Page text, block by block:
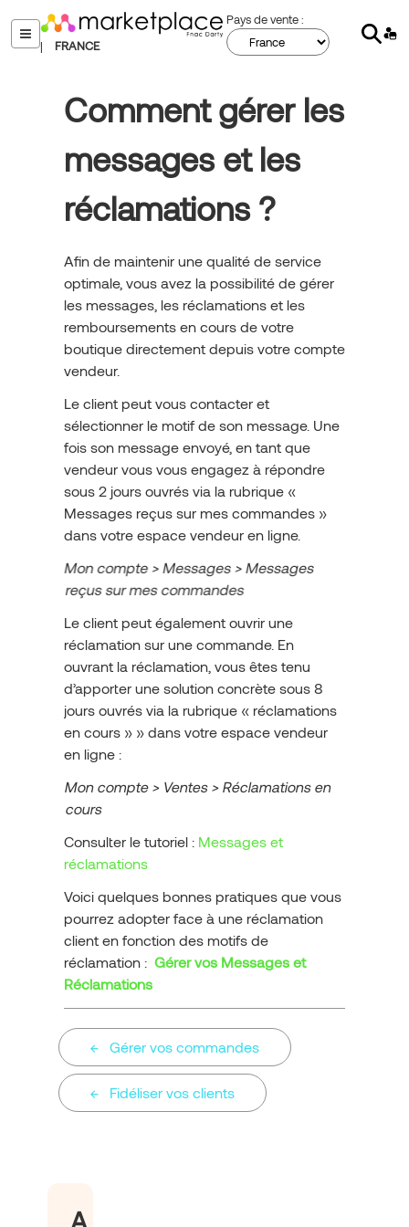
au
contenu
menu
| FRANCE
Pays de vente :
Comment gérer les
messages et les
réclamations ?
Afin de maintenir une qualité de service
optimale, vous avez la possibilité de gérer
les messages, les réclamations et les
remboursements en cours de votre
boutique directement depuis votre compte
vendeur.
Le client peut vous contacter et
sélectionner le motif de son message. Une
fois son message envoyé, en tant que
vendeur vous vous engagez à répondre
sous 2 jours ouvrés via la rubrique «
Messages reçus sur mes commandes »
dans votre espace vendeur en ligne.
Mon compte > Messages > Messages
reçus sur mes commandes
Le client peut également ouvrir une
réclamation sur une commande. En
ouvrant la réclamation, vous êtes tenu
d’apporter une solution concrète sous 8
jours ouvrés via la rubrique « réclamations
en cours » » dans votre espace vendeur
en ligne :
Mon compte > Ventes > Réclamations en
cours
Consulter le tutoriel : Messages et
réclamations
Voici quelques bonnes pratiques que vous
pourrez adopter face à une réclamation
client en fonction des motifs de
réclamation : Gérer vos Messages et
Réclamations
Gérer vos commandes
Fidéliser vos clients
A